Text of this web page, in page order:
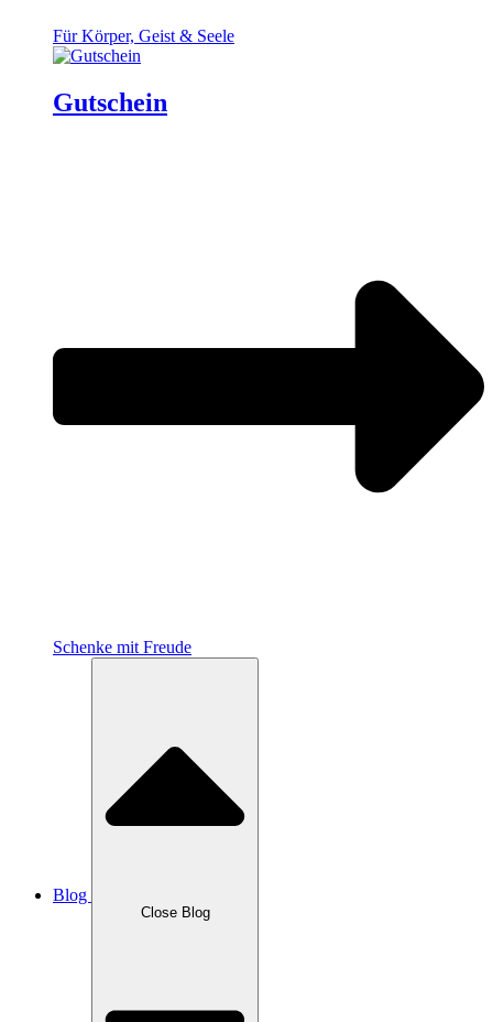
Für Körper, Geist & Seele
Gutschein
Schenke mit Freude
Blog
Close Blog